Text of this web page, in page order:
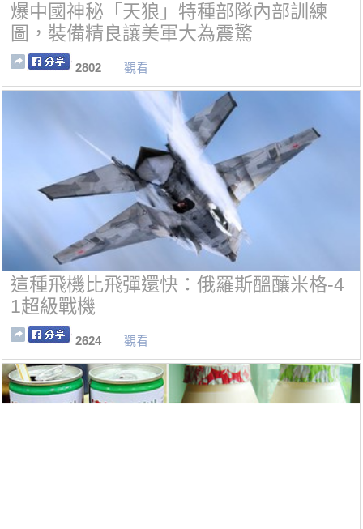
爆中國神秘「天狼」特種部隊內部訓練
圖，裝備精良讓美軍大為震驚
2802 觀看
這種飛機比飛彈還快：俄羅斯醞釀米格-4
1超級戰機
2624 觀看